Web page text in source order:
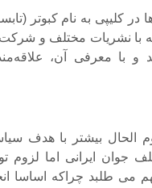
کلیپی به نام کبوتر
با نشریات مختلف و
پارکور جلب شد و با معرفی آن،
الحال بیشتر با هدف
جوان ایرانی اما لزوم
می طلبد چراکه اساسا